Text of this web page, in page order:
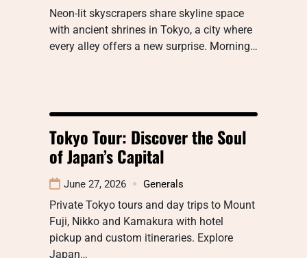
Neon-lit skyscrapers share skyline space
with ancient shrines in Tokyo, a city where
every alley offers a new surprise. Morning…
Tokyo Tour: Discover the Soul
of Japan’s Capital
June 27, 2026 Generals
Private Tokyo tours and day trips to Mount
Fuji, Nikko and Kamakura with hotel
pickup and custom itineraries. Explore
Japan…